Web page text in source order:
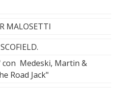
MALOSETTI
Medeski, Martin &
Road Jack"